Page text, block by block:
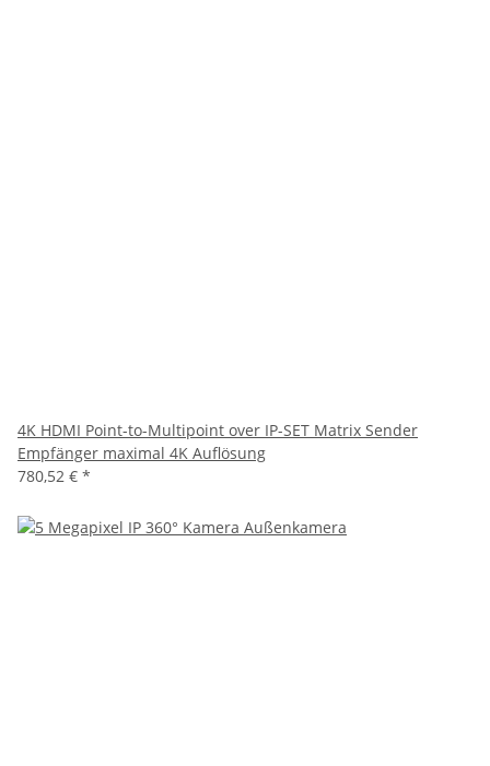
4K HDMI Point-to-Multipoint over IP-SET Matrix Sender
Empfänger maximal 4K Auflösung
780,52 € *